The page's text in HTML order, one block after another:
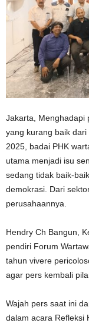
Jakarta, Menghadapi
yang kurang baik
2025, badai PHK
utama menjadi isu
sedang tidak baik-
demokrasi. Dari
perusahaannya.
Hendry Ch Bangun,
pendiri Forum
tahun vivere
agar pers kembali
Wajah pers saat ini
dalam acara Refleksi